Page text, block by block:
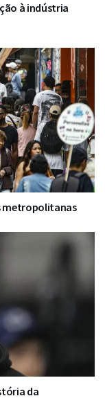
à indústria
metropolitanas
da